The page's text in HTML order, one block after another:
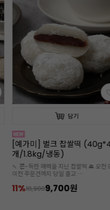
담기
[예가미] 벌크 찹쌀떡
개/1.8kg/냉동)
🍡 쫀-득한 매력을 지닌 찹쌀떡 🚘 오전
이전 주문건까지 당일 출고
11%10,9009,700원